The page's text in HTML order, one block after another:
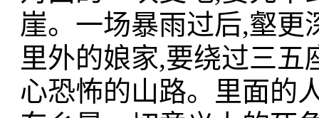
崖。一场暴雨过后,壑更
里外的娘家,要绕过三
心恐怖的山路。里面的